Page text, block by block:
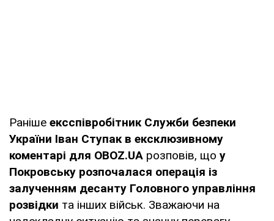
Раніше ексспівробітник Служби безпеки
України Іван Ступак в ексклюзивному
коментарі для OBOZ.UA розповів, що у
Покровську розпочалася операція із
залученням десанту Головного управління
розвідки та інших військ. Зважаючи на